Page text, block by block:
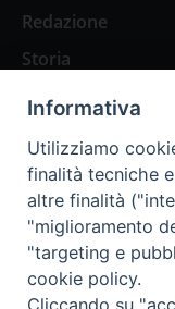
Redazione
Storia
Abbonamenti
Abbonamento
Abbonamento
Abbonamento
Informativa
Utilizziamo
finalità tecniche
altre finalità
"miglioramento
"targeting e
cookie policy.